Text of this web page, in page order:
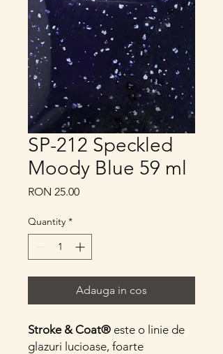
SP-212 Speckled
Moody Blue 59 ml
RON 25.00Price
Quantity *
Adauga in cos
Stroke & Coat® este o linie de
glazuri lucioase, foarte